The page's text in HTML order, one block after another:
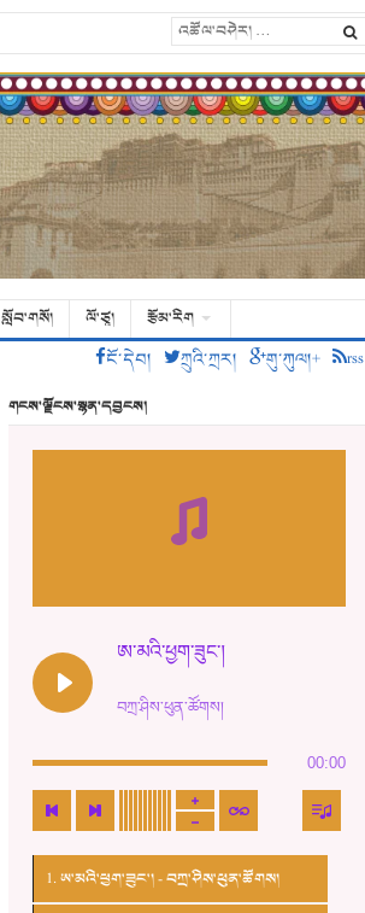
སློབ་གསོ། ལོ་ཙཱ།
རྩོམ་རིག
ངོ་དེབ།
ཀྲུའི་ཀྲར། གུ་ཀུལ།+ rss
གངས་ལྗོངས་སྙན་དབྱངས།
ཨ་མའི་ཕྱག་ཟུང་།
བཀྲ་ཤིས་ཕུན་ཚོགས།
00:00
1. ཨ་མའི་ཕྱག་ཟུང་། - བཀྲ་ཤིས་ཕུན་ཚོགས།